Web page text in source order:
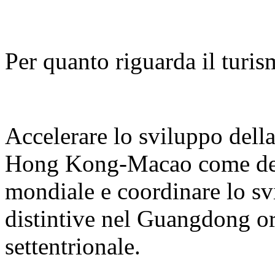
Per quanto riguarda il
Accelerare lo sviluppo
Hong Kong-Macao come
mondiale e coordinare lo
distintive nel Guangdong
settentrionale.